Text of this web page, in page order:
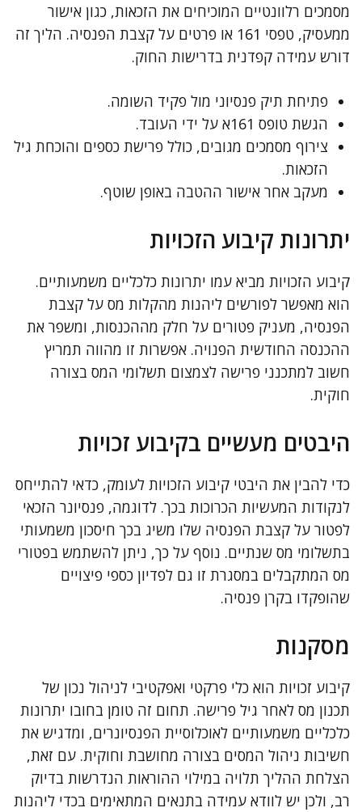
מסמכים רלוונטיים המוכיחים את הזכאות, כגון אישור
ממעסיק, טפסי 161 או פרטים על קצבת הפנסיה. הליך זה
דורש עמידה קפדנית בדרישות החוק.
פתיחת תיק פנסיוני מול פקיד השומה.
הגשת טופס 161א על ידי העובד.
צירוף מסמכים מגובים, כולל פרישת כספים והוכחת גיל
הזכאות.
מעקב אחר אישור ההטבה באופן שוטף.
יתרונות קיבוע הזכויות
קיבוע הזכויות מביא עמו יתרונות כלכליים משמעותיים.
הוא מאפשר לפורשים ליהנות מהקלות מס על קצבת
הפנסיה, מעניק פטורים על חלק מההכנסות, ומשפר את
ההכנסה החודשית הפנויה. אפשרות זו מהווה תמריץ
חשוב למתכנני פרישה לצמצום תשלומי המס בצורה
חוקית.
היבטים מעשיים בקיבוע זכויות
כדי להבין את היבטי קיבוע הזכויות לעומק, כדאי להתייחס
לנקודות המעשיות הכרוכות בכך. לדוגמה, פנסיונר הזכאי
לפטור על קצבת הפנסיה שלו משיג בכך חיסכון משמעותי
בתשלומי מס שנתיים. נוסף על כך, ניתן להשתמש בפטורי
מס המתקבלים במסגרת זו גם לפדיון כספי פיצויים
שהופקדו בקרן פנסיה.
מסקנות
קיבוע זכויות הוא כלי פרקטי ואפקטיבי לניהול נכון של
תכנון מס לאחר גיל פרישה. תחום זה טומן בחובו יתרונות
כלכליים משמעותיים לאוכלוסיית הפנסיונרים, ומדגיש את
חשיבות ניהול המסים בצורה מחושבת וחוקית. עם זאת,
הצלחת ההליך תלויה במילוי ההוראות הנדרשות בדיוק
רב, ולכן יש לוודא עמידה בתנאים המתאימים בכדי ליהנות